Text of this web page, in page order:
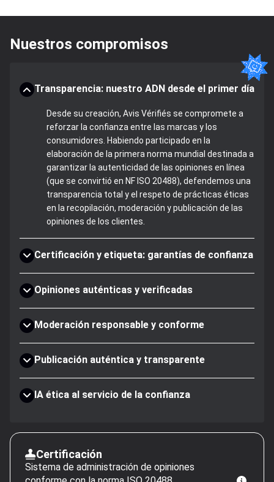
Nuestros compromisos
Transparencia: nuestro ADN desde el primer día
Desde su creación, Avis Vérifiés se compromete a
reforzar la confianza entre las marcas y los
consumidores. Habiendo participado en la
elaboración de la primera norma mundial destinada a
garantizar la autenticidad de las opiniones en línea
(que se convirtió en NF ISO 20488), defendemos una
transparencia total y el respeto de prácticas éticas
en la recopilación, moderación y publicación de las
opiniones de los clientes.
Certificación y etiqueta: garantías de confianza
Opiniones auténticas y verificadas
Moderación responsable y conforme
Publicación auténtica y transparente
IA ética al servicio de la confianza
Certificación
Sistema de administración de opiniones